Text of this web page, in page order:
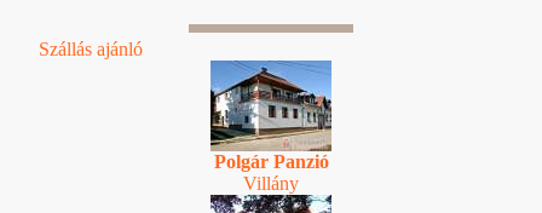
Szállás ajánló
Polgár Panzió
Villány